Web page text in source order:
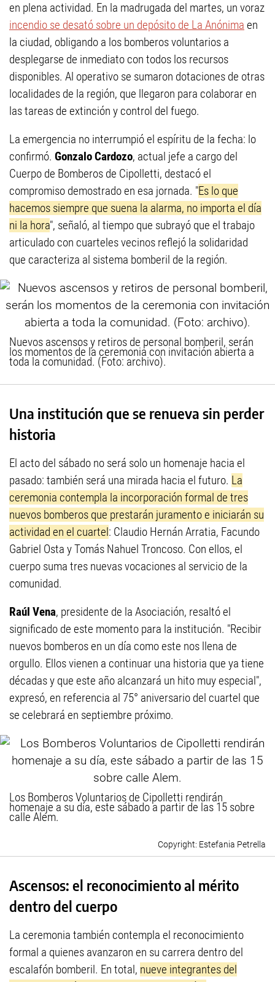
en plena actividad. En la madrugada del martes, un voraz
incendio se desató sobre un depósito de La Anónima en
la ciudad, obligando a los bomberos voluntarios a
desplegarse de inmediato con todos los recursos
disponibles. Al operativo se sumaron dotaciones de otras
localidades de la región, que llegaron para colaborar en
las tareas de extinción y control del fuego.
La emergencia no interrumpió el espíritu de la fecha: lo
confirmó. Gonzalo Cardozo, actual jefe a cargo del
Cuerpo de Bomberos de Cipolletti, destacó el
compromiso demostrado en esa jornada. "Es lo que
hacemos siempre que suena la alarma, no importa el día
ni la hora", señaló, al tiempo que subrayó que el trabajo
articulado con cuarteles vecinos reflejó la solidaridad
que caracteriza al sistema bomberil de la región.
Nuevos ascensos y retiros de personal bomberil, serán
los momentos de la ceremonia con invitación abierta a
toda la comunidad. (Foto: archivo).
Una institución que se renueva sin perder
historia
El acto del sábado no será solo un homenaje hacia el
pasado: también será una mirada hacia el futuro. La
ceremonia contempla la incorporación formal de tres
nuevos bomberos que prestarán juramento e iniciarán su
actividad en el cuartel: Claudio Hernán Arratia, Facundo
Gabriel Osta y Tomás Nahuel Troncoso. Con ellos, el
cuerpo suma tres nuevas vocaciones al servicio de la
comunidad.
Raúl Vena, presidente de la Asociación, resaltó el
significado de este momento para la institución. "Recibir
nuevos bomberos en un día como este nos llena de
orgullo. Ellos vienen a continuar una historia que ya tiene
décadas y que este año alcanzará un hito muy especial",
expresó, en referencia al 75° aniversario del cuartel que
se celebrará en septiembre próximo.
Los Bomberos Voluntarios de Cipolletti rendirán
homenaje a su día, este sábado a partir de las 15 sobre
calle Alem.
Estefania Petrella
Ascensos: el reconocimiento al mérito
dentro del cuerpo
La ceremonia también contempla el reconocimiento
formal a quienes avanzaron en su carrera dentro del
escalafón bomberil. En total, nueve integrantes del